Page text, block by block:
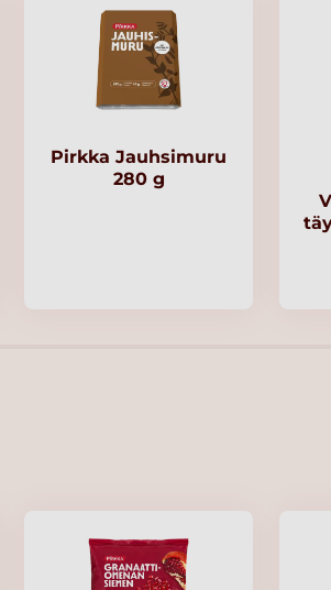
Pirkka Jauhsimuru
280 g